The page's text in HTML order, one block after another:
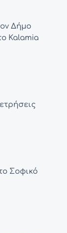
Δήμο
Kalamia
Σοφικό